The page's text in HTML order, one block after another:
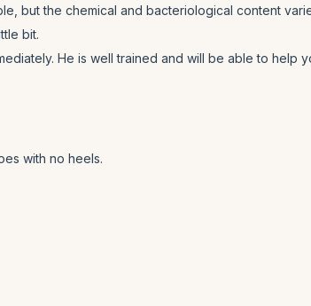
but the chemical and bacteriological content
bit.
He is well trained and will be able to help
with no heels.